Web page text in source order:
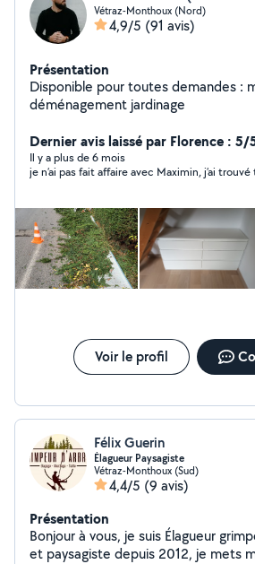
Vétraz-Monthoux (Nord)
4,9/5 (91 avis)
Présentation
Disponible pour toutes demandes :
déménagement jardinage
Dernier avis laissé par Florence : 5/
Il y a plus de 6 mois
je n’ai pas fait affaire avec Maximin, j’ai
Voir le profil
Félix Guerin
Élagueur Paysagiste
Vétraz-Monthoux (Sud)
4,4/5 (9 avis)
Présentation
Bonjour à vous, je suis Élagueur
et paysagiste depuis 2012, je mets